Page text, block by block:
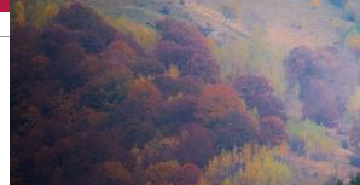
English